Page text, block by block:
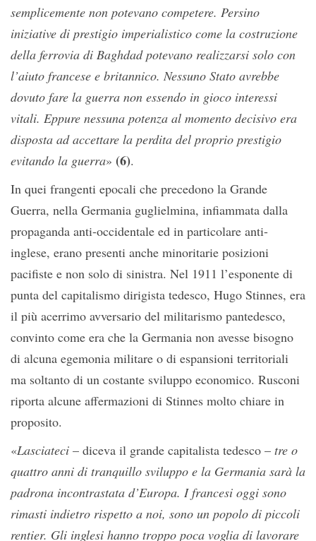
semplicemente non potevano competere. Persino
iniziative di prestigio imperialistico come la costruzione
della ferrovia di Baghdad potevano realizzarsi solo con
l’aiuto francese e britannico. Nessuno Stato avrebbe
dovuto fare la guerra non essendo in gioco interessi
vitali. Eppure nessuna potenza al momento decisivo era
disposta ad accettare la perdita del proprio prestigio
evitando la guerra» (6).
In quei frangenti epocali che precedono la Grande
Guerra, nella Germania guglielmina, infiammata dalla
propaganda anti-occidentale ed in particolare anti-
inglese, erano presenti anche minoritarie posizioni
pacifiste e non solo di sinistra. Nel 1911 l’esponente di
punta del capitalismo dirigista tedesco, Hugo Stinnes, era
il più acerrimo avversario del militarismo pantedesco,
convinto come era che la Germania non avesse bisogno
di alcuna egemonia militare o di espansioni territoriali
ma soltanto di un costante sviluppo economico. Rusconi
riporta alcune affermazioni di Stinnes molto chiare in
proposito.
«Lasciateci – diceva il grande capitalista tedesco – tre o
quattro anni di tranquillo sviluppo e la Germania sarà la
padrona incontrastata d’Europa. I francesi oggi sono
rimasti indietro rispetto a noi, sono un popolo di piccoli
rentier. Gli inglesi hanno troppo poca voglia di lavorare